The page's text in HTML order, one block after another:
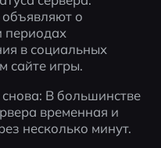
о
периодах
в социальных
сайте игры.
В большинстве
временная и
несколько минут.